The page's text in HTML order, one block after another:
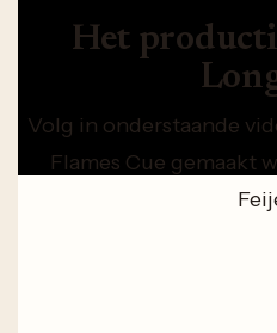
Het
Volg in onderstaande
Flames Cue gemaakt